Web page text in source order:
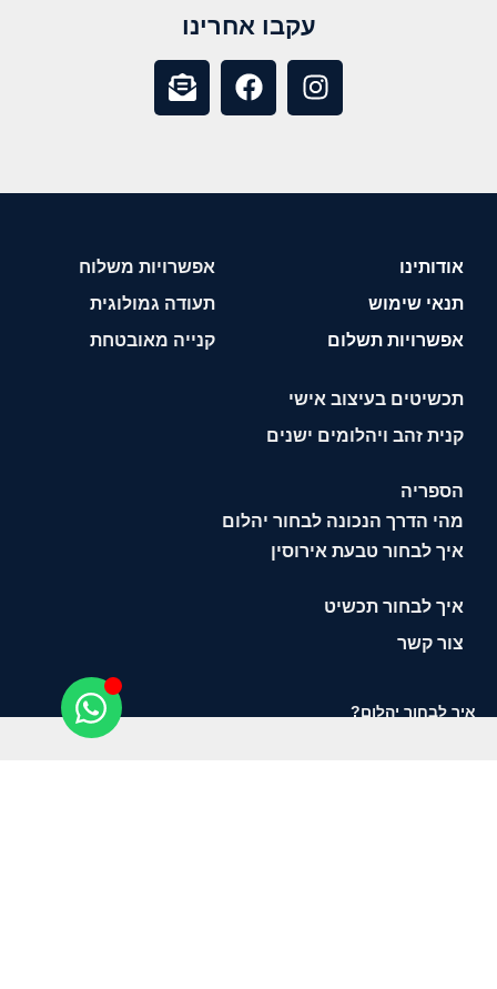
עקבו אחרינו
אודותינו
תנאי שימוש
אפשרויות תשלום
אפשרויות משלוח
תעודה גמולוגית
קנייה מאובטחת
תכשיטים בעיצוב אישי
קנית זהב ויהלומים ישנים
הספריה
מהי הדרך הנכונה לבחור יהלום
איך לבחור טבעת אירוסין
איך לבחור תכשיט
צור קשר
איך לבחור יהלום?